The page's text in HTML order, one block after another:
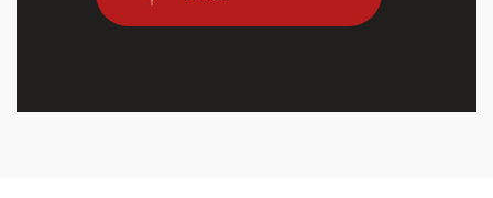
01:09, 10 Апреля 2026